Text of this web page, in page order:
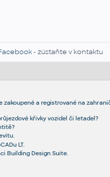
- zústaňte v kontaktu
zakoupené a registrované na
křivky vozidel či letadel?
LT.
Building Design Suite.